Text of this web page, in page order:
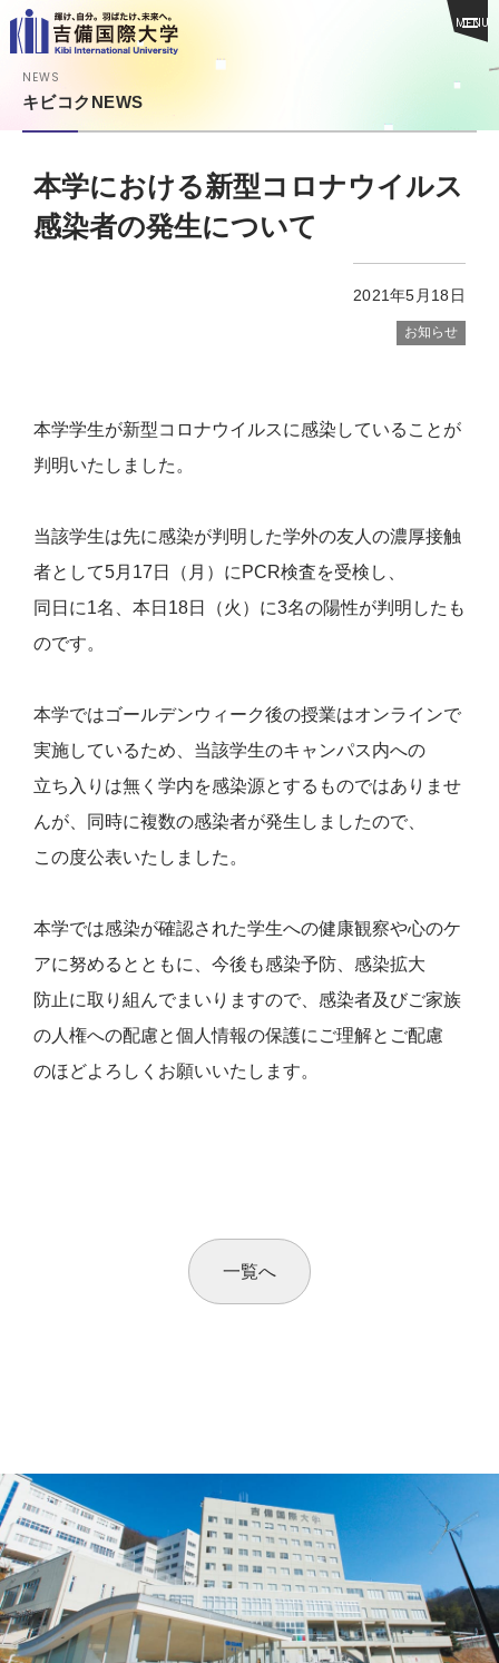
MENU
NEWS
キビコクNEWS
本学における新型コロナウイルス
感染者の発生について
2021年5月18日
お知らせ
本学学生が新型コロナウイルスに感染していることが
判明いたしました。
当該学生は先に感染が判明した学外の友人の濃厚接触
者として5月17日（月）にPCR検査を受検し、
同日に1名、本日18日（火）に3名の陽性が判明したも
のです。
本学ではゴールデンウィーク後の授業はオンラインで
実施しているため、当該学生のキャンパス内への
立ち入りは無く学内を感染源とするものではありませ
んが、同時に複数の感染者が発生しましたので、
この度公表いたしました。
本学では感染が確認された学生への健康観察や心のケ
アに努めるとともに、今後も感染予防、感染拡大
防止に取り組んでまいりますので、感染者及びご家族
の人権への配慮と個人情報の保護にご理解とご配慮
のほどよろしくお願いいたします。
一覧へ